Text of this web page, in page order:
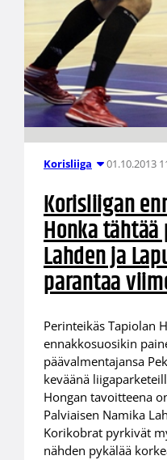
Korisliiga 01.10.2013
Korisliigan
Honka
Lahden ja
parantaa
Perinteikäs Tapiolan
ennakkosuosikin
päävalmentajansa
keväänä
Hongan tavoitteena
Palviaisen Namika
Korikobrat pyrkivät
nähden pykälää